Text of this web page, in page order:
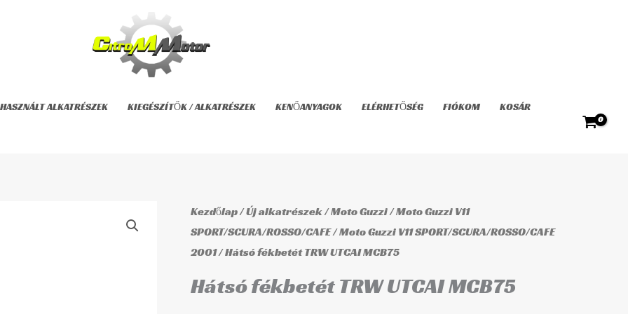
HASZNÁLT ALKATRÉSZEK KIEGÉSZÍTŐK / ALKATRÉSZEK KENŐANYAGOK ELÉRHETŐSÉG FIÓKOM KOSÁR
Kezdőlap/Új alkatrészek/Moto Guzzi/Moto Guzzi V11
SPORT/SCURA/ROSSO/CAFE/Moto Guzzi V11 SPORT/SCURA/ROSSO/CAFE
2001/ Hátsó fékbetét TRW UTCAI MCB75
Hátsó fékbetét TRW UTCAI MCB75
Hátsó
fékbetét
TRW
UTCAI
MCB75